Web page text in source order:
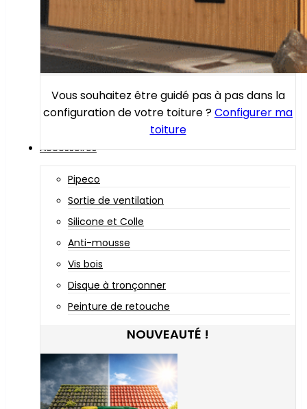
Vous souhaitez être guidé pas à pas dans la
configuration de votre toiture ?Configurer ma
toiture
Accessoires
Pipeco
Sortie de ventilation
Silicone et Colle
Anti-mousse
Vis bois
Disque à tronçonner
Peinture de retouche
NOUVEAUTÉ !